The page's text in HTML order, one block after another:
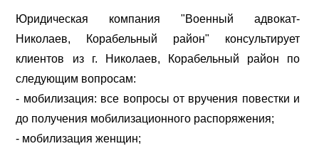
Юридическая компания "Военный адвокат-
Николаев, Корабельный район" консультирует
клиентов из г. Николаев, Корабельный район по
следующим вопросам:
- мобилизация: все вопросы от вручения повестки и
до получения мобилизационного распоряжения;
- мобилизация женщин;